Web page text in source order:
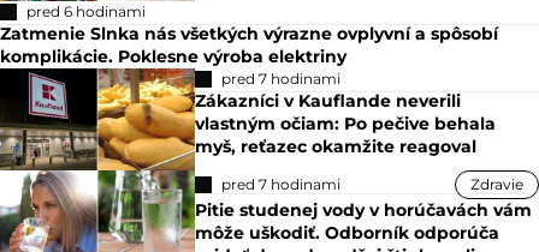
pred 6 hodinami
Zatmenie Slnka nás všetkých výrazne ovplyvní a spôsobí
komplikácie. Poklesne výroba elektriny
pred 7 hodinami
Zákazníci v Kauflande neverili
vlastným očiam: Po pečive behala
myš, reťazec okamžite reagoval
pred 7 hodinami Zdravie
Pitie studenej vody v horúčavách vám
môže uškodiť. Odborník odporúča